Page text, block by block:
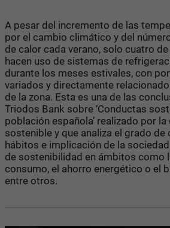
A pesar del incremento de las
por el cambio climático y del
de calor cada verano, solo cuatro
hacen uso de sistemas de
durante los meses estivales, con
variados y directamente
de la zona. Esta es una de las
Triodos Bank sobre ‘Conductas
población española’ realizado por
sostenible y que analiza el grado de
hábitos e implicación de la
de sostenibilidad en ámbitos como
consumo, el ahorro energético o el
entre otros.